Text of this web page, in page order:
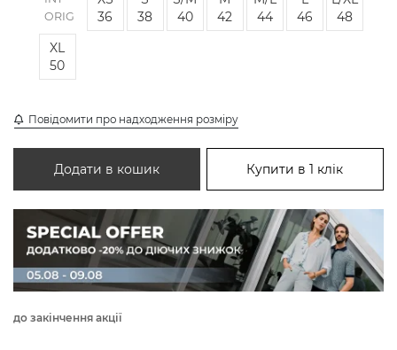
ORIG
36
38
40
42
44
46
48
XL
50
Повідомити про надходження розміру
Додати в кошик Купити в 1 клік
до закінчення акції